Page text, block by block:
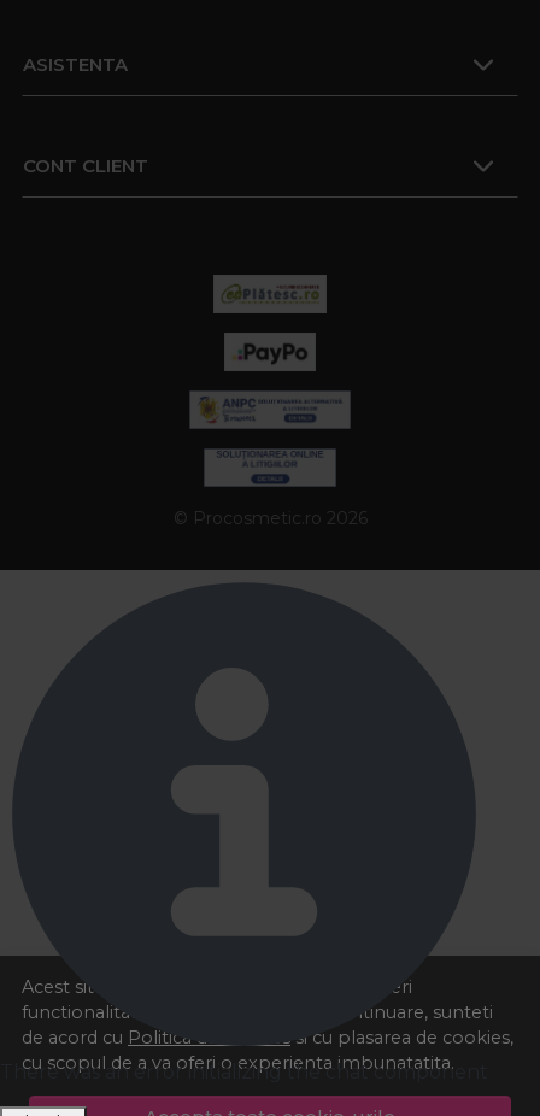
Acest site foloseste cookies pentru a va oferi
functionalitatea dorita. Navigand in continuare, sunteti
de acord cu Politica de cookies si cu plasarea de cookies,
cu scopul de a va oferi o experienta imbunatatita.
ASISTENTA
CONT CLIENT
© Procosmetic.ro 2026
There was an error initializing the chat component